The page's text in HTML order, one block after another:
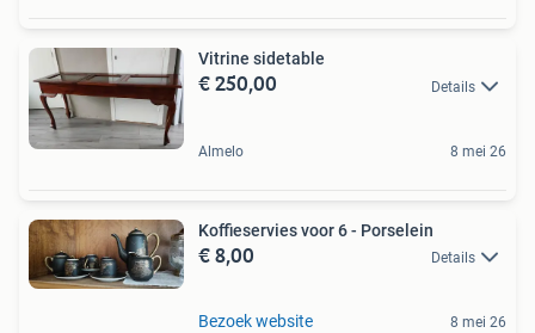
Vitrine sidetable
€ 250,00 Details
Almelo 8 mei 26
Koffieservies voor 6 - Porselein
€ 8,00 Details
Bezoek website 8 mei 26